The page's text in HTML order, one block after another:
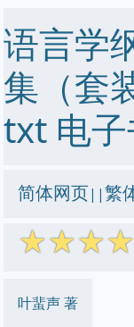
语言学
集（套
txt 电
简体网页||繁
☆☆☆☆
叶蜚声 著